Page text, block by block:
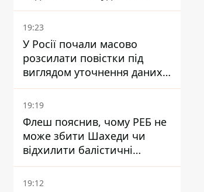
Ніконов
19:23
У Росії почали масово
розсилати повістки під
виглядом уточнення даних
для набору контрактників
19:19
Флеш пояснив, чому РЕБ не
може збити Шахеди чи
відхилити балістичні
ракети
19:12